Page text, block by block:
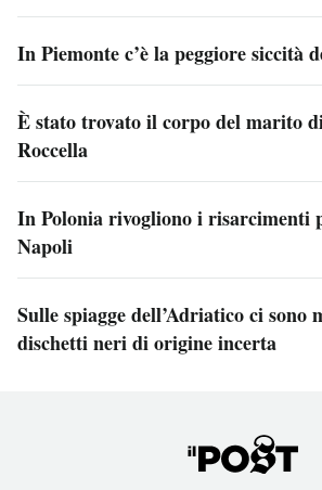
In Piemonte c’è la peggiore siccità
È stato trovato il corpo del marito
Roccella
In Polonia rivogliono i risarcimenti
Napoli
Sulle spiagge dell’Adriatico ci sono
dischetti neri di origine incerta